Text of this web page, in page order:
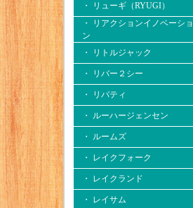
・ リューギ（RYUGI）
・ リアクションイノベーショ
ン
・ リトルジャック
・ リバー２シー
・ リバティ
・ ルーハージェンセン
・ ルームズ
・ レイクフォーク
・ レイクランド
・ レイサム